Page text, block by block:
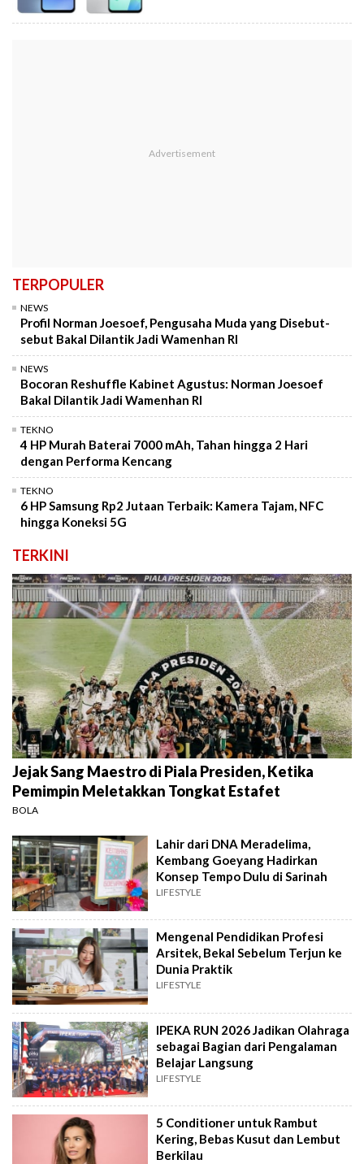
TERPOPULER
NEWS
Profil Norman Joesoef, Pengusaha Muda yang Disebut-
sebut Bakal Dilantik Jadi Wamenhan RI
NEWS
Bocoran Reshuffle Kabinet Agustus: Norman Joesoef
Bakal Dilantik Jadi Wamenhan RI
TEKNO
4 HP Murah Baterai 7000 mAh, Tahan hingga 2 Hari
dengan Performa Kencang
TEKNO
6 HP Samsung Rp2 Jutaan Terbaik: Kamera Tajam, NFC
hingga Koneksi 5G
TERKINI
Jejak Sang Maestro di Piala Presiden, Ketika
Pemimpin Meletakkan Tongkat Estafet
BOLA
Lahir dari DNA Meradelima,
Kembang Goeyang Hadirkan
Konsep Tempo Dulu di Sarinah
LIFESTYLE
Mengenal Pendidikan Profesi
Arsitek, Bekal Sebelum Terjun ke
Dunia Praktik
LIFESTYLE
IPEKA RUN 2026 Jadikan Olahraga
sebagai Bagian dari Pengalaman
Belajar Langsung
LIFESTYLE
5 Conditioner untuk Rambut
Kering, Bebas Kusut dan Lembut
Berkilau